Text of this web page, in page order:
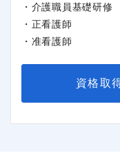
・介護職員基礎研修
・正看護師
・准看護師
資格取